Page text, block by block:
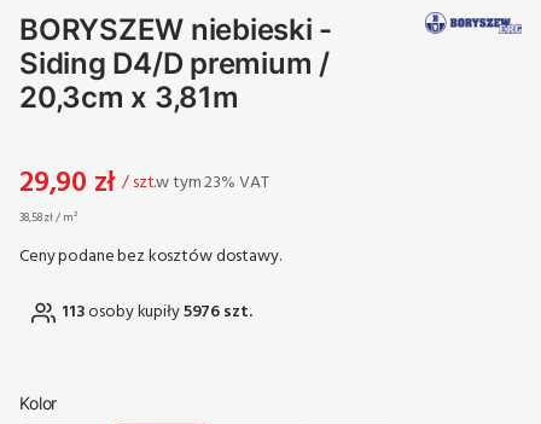
BORYSZEW niebieski -
Siding D4/D premium /
20,3cm x 3,81m
Cena
29,90 zł / szt.w tym 23% VAT
w tym23%VAT
38,58 zł / m²
Ceny podane bez kosztów dostawy.
113osoby kupiły5976 szt.
Kolor